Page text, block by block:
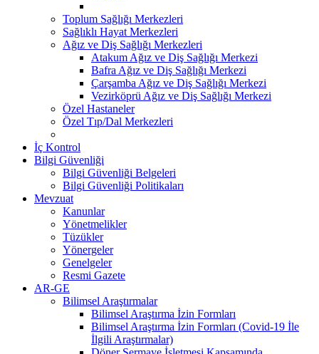
Toplum Sağlığı Merkezleri
Sağlıklı Hayat Merkezleri
Ağız ve Diş Sağlığı Merkezleri
Atakum Ağız ve Diş Sağlığı Merkezi
Bafra Ağız ve Diş Sağlığı Merkezi
Çarşamba Ağız ve Diş Sağlığı Merkezi
Vezirköprü Ağız ve Diş Sağlığı Merkezi
Özel Hastaneler
Özel Tıp/Dal Merkezleri
İç Kontrol
Bilgi Güvenliği
Bilgi Güvenliği Belgeleri
Bilgi Güvenliği Politikaları
Mevzuat
Kanunlar
Yönetmelikler
Tüzükler
Yönergeler
Genelgeler
Resmi Gazete
AR-GE
Bilimsel Araştırmalar
Bilimsel Araştırma İzin Formları
Bilimsel Araştırma İzin Formları (Covid-19 İle
İlgili Araştırmalar)